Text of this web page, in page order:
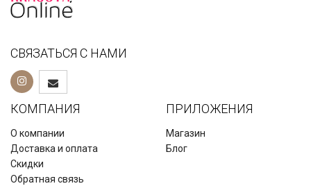
2 060₽ 200 мл
СВЯЗАТЬСЯ С НАМИ
КОМПАНИЯ
О компании
Доставка и оплата
Скидки
Обратная связь
ПРИЛОЖЕНИЯ
Магазин
Блог